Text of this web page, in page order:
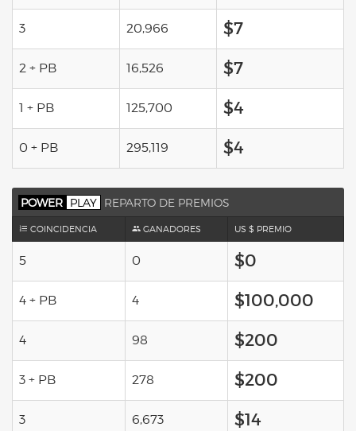
3 20,966 $7
2 + PB 16,526 $7
1 + PB 125,700 $4
0 + PB 295,119 $4
POWER PLAY REPARTO DE PREMIOS
COINCIDENCIA GANADORES US $ PREMIO
5 0 $0
4 + PB 4 $100,000
4 98 $200
3 + PB 278 $200
3 6,673 $14